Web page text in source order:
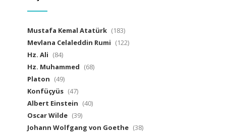
Mustafa Kemal Atatürk (183)
Mevlana Celaleddin Rumi (122)
Hz. Ali (84)
Hz. Muhammed (68)
Platon (49)
Konfüçyüs (47)
Albert Einstein (40)
Oscar Wilde (39)
Johann Wolfgang von Goethe (38)